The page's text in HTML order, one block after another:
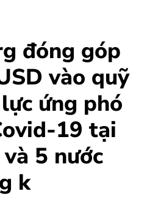
đóng góp
vào quỹ
ứng phó
19 tại
5 nước
k